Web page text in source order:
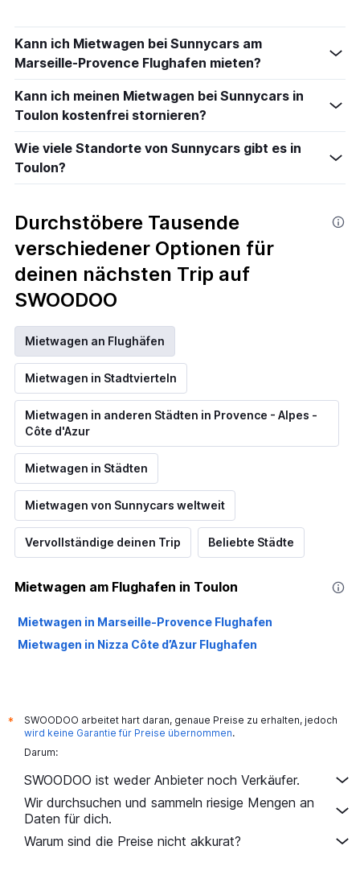
Kann ich Mietwagen bei Sunnycars am
Marseille-Provence Flughafen mieten?
Kann ich meinen Mietwagen bei Sunnycars in
Toulon kostenfrei stornieren?
Wie viele Standorte von Sunnycars gibt es in
Toulon?
Durchstöbere Tausende
verschiedener Optionen für
deinen nächsten Trip auf
SWOODOO
Mietwagen an Flughäfen
Mietwagen in Stadtvierteln
Mietwagen in anderen Städten in Provence - Alpes -
Côte d'Azur
Mietwagen in Städten
Mietwagen von Sunnycars weltweit
Vervollständige deinen Trip Beliebte Städte
Mietwagen am Flughafen in Toulon
Mietwagen in Marseille-Provence Flughafen
Mietwagen in Nizza Côte d’Azur Flughafen
*
SWOODOO arbeitet hart daran, genaue Preise zu erhalten, jedoch
wird keine Garantie für Preise übernommen.
Darum:
SWOODOO ist weder Anbieter noch Verkäufer.
Wir durchsuchen und sammeln riesige Mengen an
Daten für dich.
Warum sind die Preise nicht akkurat?